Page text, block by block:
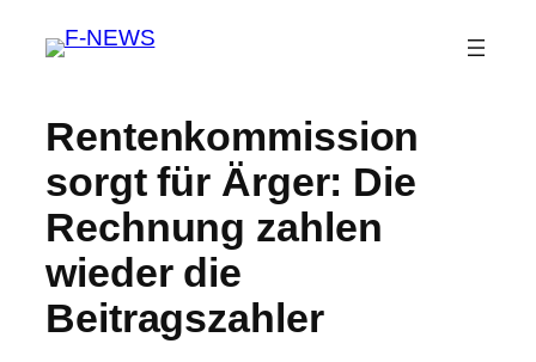
Rentenkommission
sorgt für Ärger: Die
Rechnung zahlen
wieder die
Beitragszahler